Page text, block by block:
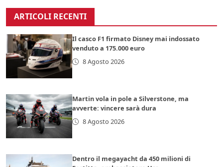
ARTICOLI RECENTI
Il casco F1 firmato Disney mai indossato
venduto a 175.000 euro
8 Agosto 2026
Martin vola in pole a Silverstone, ma
avverte: vincere sarà dura
8 Agosto 2026
Dentro il megayacht da 450 milioni di